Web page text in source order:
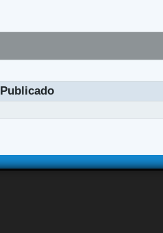
Publicado